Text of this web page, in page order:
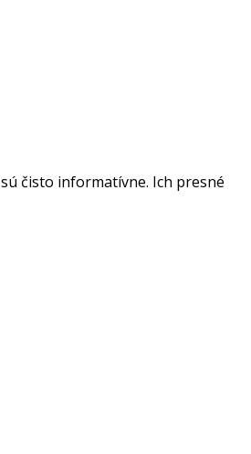
čisto informatívne. Ich presné